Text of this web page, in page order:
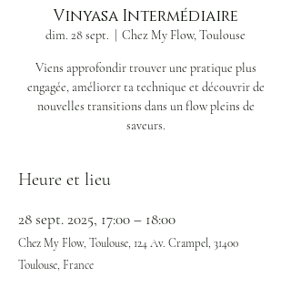
Vinyasa Intermédiaire
dim. 28 sept. Chez My Flow, Toulouse
Viens approfondir trouver une pratique plus
engagée, améliorer ta technique et découvrir de
nouvelles transitions dans un flow pleins de
saveurs.
Heure et lieu
28 sept. 2025, 17:00 – 18:00
Chez My Flow, Toulouse, 124 Av. Crampel, 31400
Toulouse, France